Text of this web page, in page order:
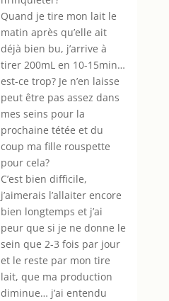
Quand je tire mon lait le
matin après qu’elle ait
déjà bien bu, j’arrive à
tirer 200mL en 10-15min…
est-ce trop? Je n’en laisse
peut être pas assez dans
mes seins pour la
prochaine tétée et du
coup ma fille rouspette
pour cela?
C’est bien difficile,
j’aimerais l’allaiter encore
bien longtemps et j’ai
peur que si je ne donne le
sein que 2-3 fois par jour
et le reste par mon tire
lait, que ma production
diminue… j’ai entendu